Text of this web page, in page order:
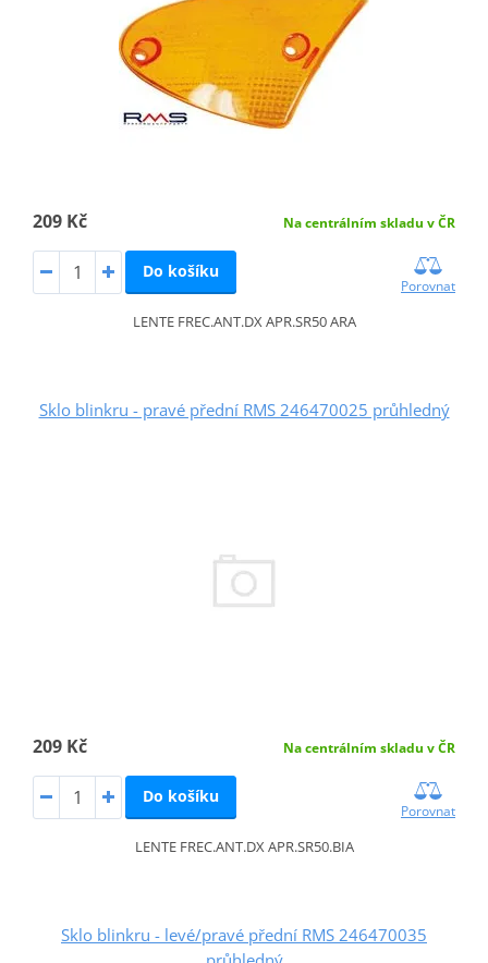
209 Kč Na centrálním skladu v ČR
Do košíku
Porovnat
LENTE FREC.ANT.DX APR.SR50 ARA
Sklo blinkru - pravé přední RMS 246470025 průhledný
209 Kč Na centrálním skladu v ČR
Do košíku
Porovnat
LENTE FREC.ANT.DX APR.SR50.BIA
Sklo blinkru - levé/pravé přední RMS 246470035